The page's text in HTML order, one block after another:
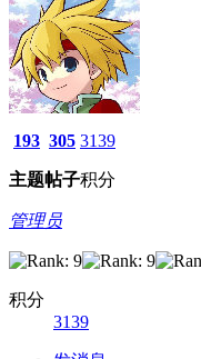
193
主题
305
帖子
3139
积分
管理员
积分
3139